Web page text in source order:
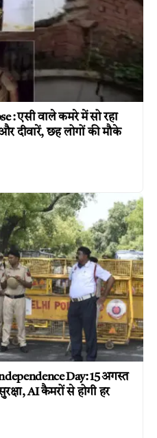
: एसी वाले कमरे में सो रहा
दीवारें, छह लोगों की मौके
Day: 15 अगस्त
AI कैमरों से होगी हर